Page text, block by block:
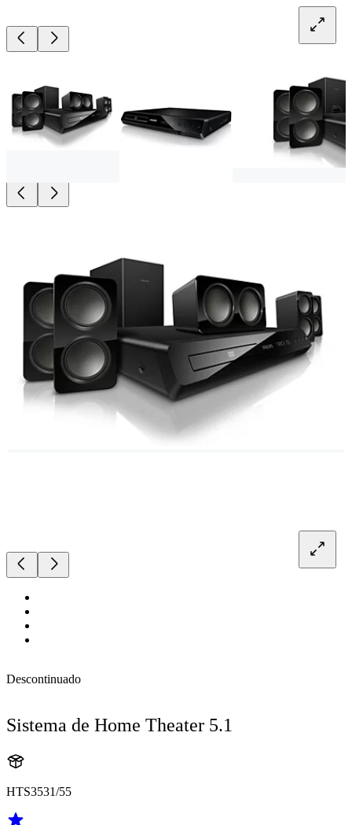
Descontinuado
Sistema de Home Theater 5.1
HTS3531/55